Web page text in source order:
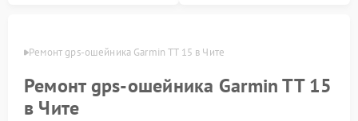
Ремонт gps-ошейника Garmin TT 15 в Чите
Ремонт gps-ошейника Garmin TT 15
в Чите